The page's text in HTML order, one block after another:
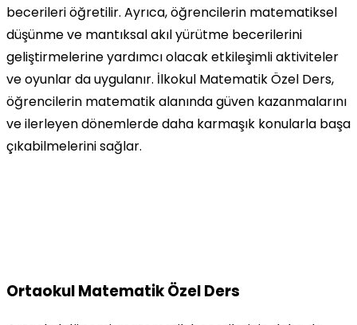
becerileri öğretilir. Ayrıca, öğrencilerin matematiksel
düşünme ve mantıksal akıl yürütme becerilerini
geliştirmelerine yardımcı olacak etkileşimli aktiviteler
ve oyunlar da uygulanır. İlkokul Matematik Özel Ders,
öğrencilerin matematik alanında güven kazanmalarını
ve ilerleyen dönemlerde daha karmaşık konularla başa
çıkabilmelerini sağlar.
Ortaokul Matematik Özel Ders